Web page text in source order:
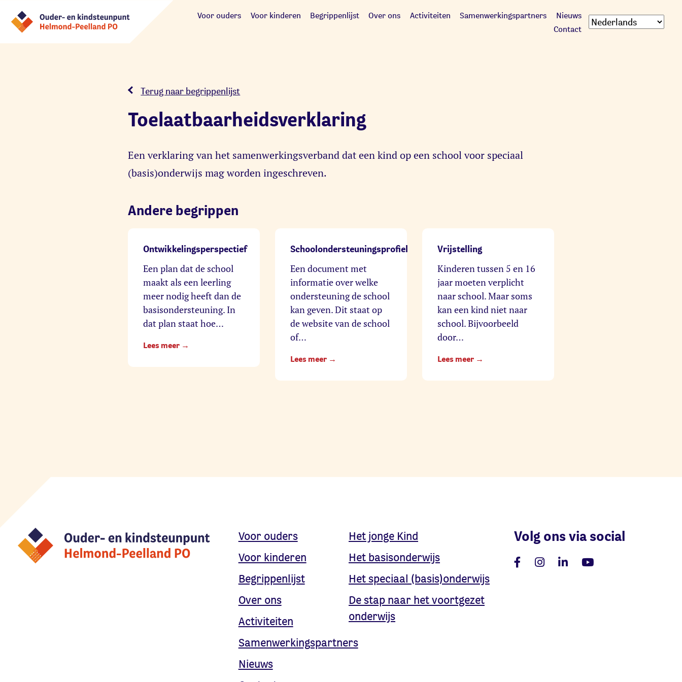
Voor ouders Voor kinderen Begrippenlijst Over ons Activiteiten Samenwerkingspartners
Nieuws
Contact
Terug naar begrippenlijst
Toelaatbaarheidsverklaring
Een verklaring van het samenwerkingsverband dat een kind op een school voor speciaal
(basis)onderwijs mag worden ingeschreven.
Andere begrippen
Ontwikkelingsperspectief
Een plan dat de school
maakt als een leerling
meer nodig heeft dan de
basisondersteuning. In
dat plan staat hoe…
Lees meer →
Schoolondersteuningsprofiel
Een document met
informatie over welke
ondersteuning de school
kan geven. Dit staat op
de website van de school
of…
Lees meer →
Vrijstelling
Kinderen tussen 5 en 16
jaar moeten verplicht
naar school. Maar soms
kan een kind niet naar
school. Bijvoorbeeld
door…
Lees meer →
Voor ouders
Voor kinderen
Begrippenlijst
Over ons
Activiteiten
Samenwerkingspartners
Nieuws
Het jonge Kind
Het basisonderwijs
Het speciaal (basis)onderwijs
De stap naar het voortgezet
onderwijs
Volg ons via social